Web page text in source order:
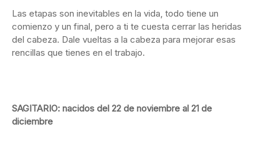
Las etapas son inevitables en la vida, todo tiene un
comienzo y un final, pero a ti te cuesta cerrar las heridas
del cabeza. Dale vueltas a la cabeza para mejorar esas
rencillas que tienes en el trabajo.
SAGITARIO: nacidos del 22 de noviembre al 21 de
diciembre